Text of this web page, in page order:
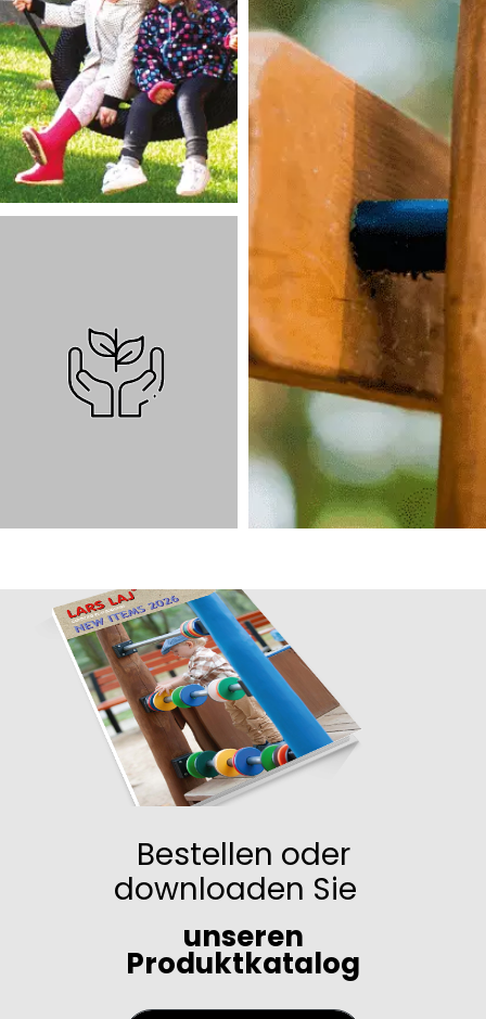
Bestellen oder
downloaden Sie
unseren
Produktkatalog